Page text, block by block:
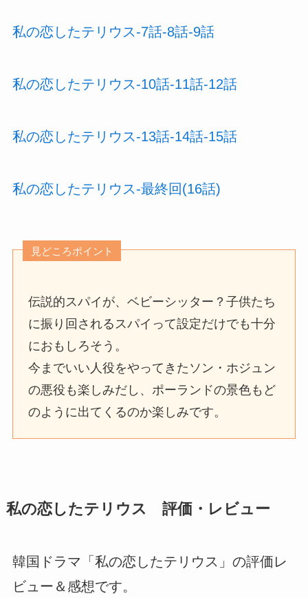
私の恋したテリウス-7話-8話-9話
私の恋したテリウス-10話-11話-12話
私の恋したテリウス-13話-14話-15話
私の恋したテリウス-最終回(16話)
見どころポイント
伝説的スパイが、ベビーシッター？子供たち
に振り回されるスパイって設定だけでも十分
におもしろそう。
今までいい人役をやってきたソン・ホジュン
の悪役も楽しみだし、ポーランドの景色もど
のように出てくるのか楽しみです。
私の恋したテリウス 評価・レビュー
韓国ドラマ「私の恋したテリウス」の評価レ
ビュー＆感想です。